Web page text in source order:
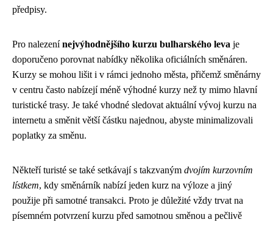
předpisy.
Pro nalezenínejvýhodnějšího kurzu bulharského leva je
doporučeno porovnat nabídky několika oficiálních směnáren.
Kurzy se mohou lišit i v rámci jednoho města, přičemž směnárny
v centru často nabízejí méně výhodné kurzy než ty mimo hlavní
turistické trasy. Je také vhodné sledovat aktuální vývoj kurzu na
internetu a směnit větší částku najednou, abyste minimalizovali
poplatky za směnu.
Někteří turisté se také setkávají s takzvaným dvojím kurzovním
lístkem, kdy směnárník nabízí jeden kurz na výloze a jiný
použije při samotné transakci. Proto je důležité vždy trvat na
písemném potvrzení kurzu před samotnou směnou a pečlivě